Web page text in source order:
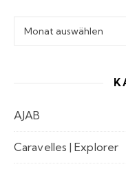
AJAB
Caravelles | Explorer